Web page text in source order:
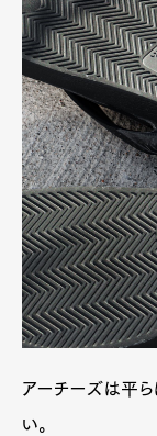
アーチーズは平ら
い。